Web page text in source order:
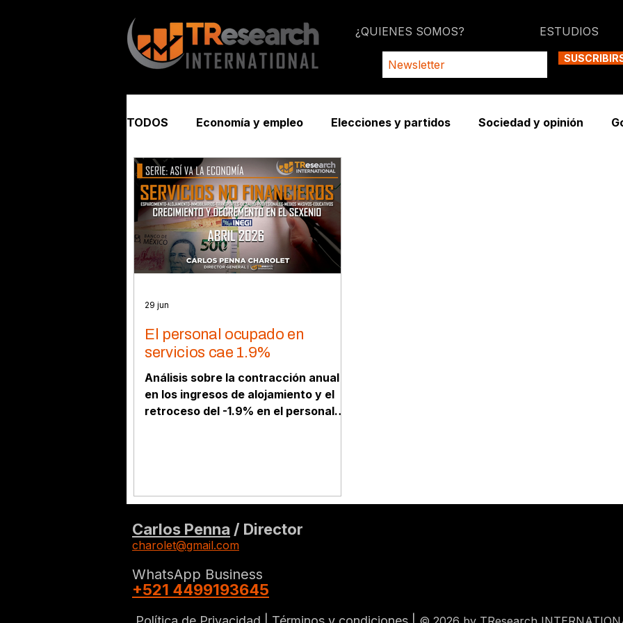
¿QUIENES SOMOS? ESTUDIOS
TODOS Economía y empleo Elecciones y partidos Sociedad y opinión
Seguridad y justicia
El personal ocupado en
servicios cae 1.9%
Análisis sobre la contracción anual
en los ingresos de alojamiento y el
retroceso del -1.9% en el personal
29 jun
Carlos Penna / Director
charolet@gmail.com
WhatsApp Business
+521 4499193645